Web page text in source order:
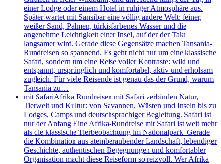
einer Lodge oder einem Hotel in ruhiger Atmosphäre aus.
Später wartet mit Sansibar eine völlig andere Welt: feiner,
weißer Sand, Palmen, türkisfarbenes Wasser und die
angenehme Leichtigkeit einer Insel, auf der der Takt
langsamer wird. Gerade diese Gegensätze machen Tansania-
Rundreisen so spannend. Es geht nicht nur um eine klassische
Safari, sondern um eine Reise voller Kontraste: wild und
entspannt, ursprünglich und komfortabel, aktiv und erholsam
zugleich. Für viele Reisende ist genau das der Grund, warum
Tansania zu…
mit SafariAfrika-Rundreisen mit Safari verbinden Natur,
Tierwelt und Kultur: von Savannen, Wüsten und Inseln bis zu
Lodges, Camps und deutschsprachiger Begleitung. Safari ist
nur der Anfang Eine Afrika-Rundreise mit Safari ist weit mehr
als die klassische Tierbeobachtung im Nationalpark. Gerade
die Kombination aus atemberaubender Landschaft, lebendiger
Geschichte, authentischen Begegnungen und komfortabler
Organisation macht diese Reiseform so reizvoll. Wer Afrika